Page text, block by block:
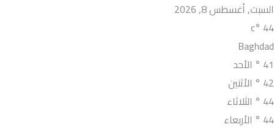
السبت, أغسطس 8, 2026
44
°c
Baghdad
41
° الأحد
42
° الأثنين
44
° الثلاثاء
44
° الأربعاء